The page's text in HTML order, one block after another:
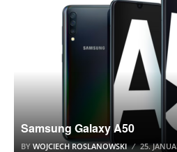
Samsung Galaxy A50
BY WOJCIECH ROSLANOWSKI 25.